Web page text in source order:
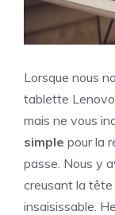
Lorsque nous
tablette
mais ne vous
simple pour la
passe. Nous y
creusant la
insaisissable.